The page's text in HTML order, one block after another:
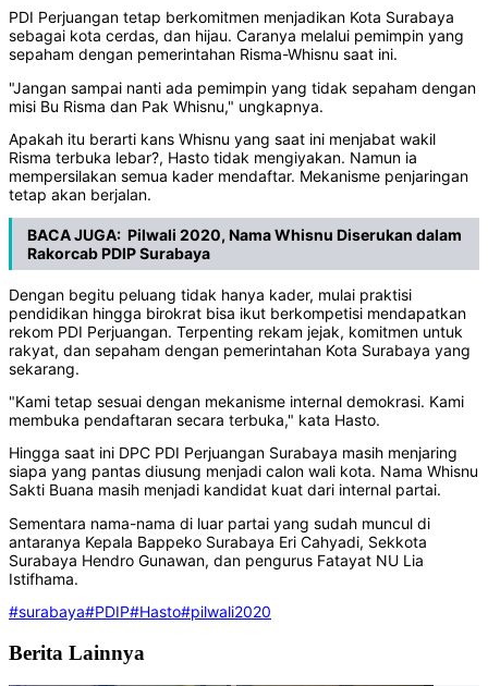
PDI Perjuangan tetap berkomitmen menjadikan Kota Surabaya
sebagai kota cerdas, dan hijau. Caranya melalui pemimpin yang
sepaham dengan pemerintahan Risma-Whisnu saat ini.
"Jangan sampai nanti ada pemimpin yang tidak sepaham dengan
misi Bu Risma dan Pak Whisnu," ungkapnya.
Apakah itu berarti kans Whisnu yang saat ini menjabat wakil
Risma terbuka lebar?, Hasto tidak mengiyakan. Namun ia
mempersilakan semua kader mendaftar. Mekanisme penjaringan
tetap akan berjalan.
BACA JUGA: Pilwali 2020, Nama Whisnu Diserukan dalam
Rakorcab PDIP Surabaya
Dengan begitu peluang tidak hanya kader, mulai praktisi
pendidikan hingga birokrat bisa ikut berkompetisi mendapatkan
rekom PDI Perjuangan. Terpenting rekam jejak, komitmen untuk
rakyat, dan sepaham dengan pemerintahan Kota Surabaya yang
sekarang.
"Kami tetap sesuai dengan mekanisme internal demokrasi. Kami
membuka pendaftaran secara terbuka," kata Hasto.
Hingga saat ini DPC PDI Perjuangan Surabaya masih menjaring
siapa yang pantas diusung menjadi calon wali kota. Nama Whisnu
Sakti Buana masih menjadi kandidat kuat dari internal partai.
Sementara nama-nama di luar partai yang sudah muncul di
antaranya Kepala Bappeko Surabaya Eri Cahyadi, Sekkota
Surabaya Hendro Gunawan, dan pengurus Fatayat NU Lia
Istifhama.
#surabaya#PDIP#Hasto#pilwali2020
Berita Lainnya